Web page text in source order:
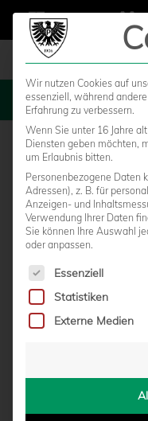
vonMoritz
Wir nutzen Cookies auf
essenziell, während
Erfahrung zu verbessern.
Wenn Sie unter 16 Jahre
Diensten geben möchten,
um Erlaubnis bitten.
Personenbezogene Daten
Adressen), z. B. für
Anzeigen- und
Verwendung Ihrer Daten
Sie können Ihre Auswahl
oder anpassen.
Es folgt eine Liste der
Essenziell
Statistiken
Externe Medien